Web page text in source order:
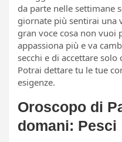
da parte nelle settimane
giornate più sentirai una
gran voce cosa non vuoi
appassiona più e va
secchi e di accettare
Potrai dettare tu le tue
esigenze.
Oroscopo di
domani: Pesci